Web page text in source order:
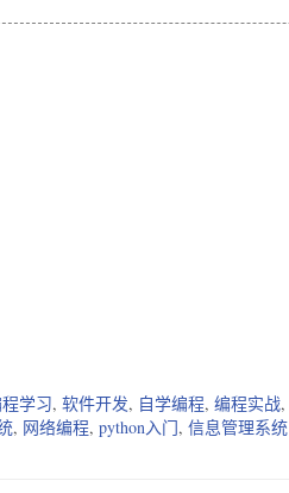
学习, 软件开发, 自学编程, 编程实战,
, 网络编程, python入门, 信息管理系统